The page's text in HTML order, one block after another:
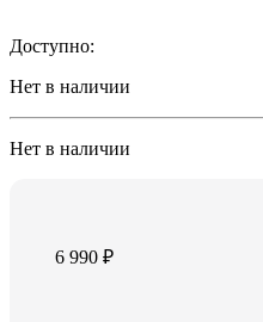
Доступно:
Нет в наличии
Нет в наличии
6 990₽